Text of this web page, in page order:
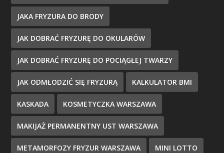
JAKA FRYZURA DO BRODY
JAK DOBRAĆ FRYZURĘ DO OKULARÓW
JAK DOBRAĆ FRYZURĘ DO POCIĄGŁEJ TWARZY
JAK ODMŁODZIĆ SIĘ FRYZURĄ KALKULATOR BMI
KASKADA KOSMETYCZKA WARSZAWA
MAKIJAŻ PERMANENTNY UST WARSZAWA
METAMORFOZY FRYZUR WARSZAWA MINI LOTTO